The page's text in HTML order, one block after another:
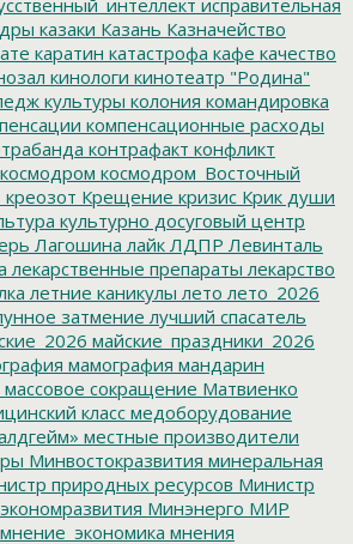
казаки Казань Казначейство
каратин катастрофа кафе качество
кинологи кинотеатр "Родина"
культуры колония командировка
компенсационные расходы
контрафакт конфликт
космодром космодром_Восточный
креозот Крещение кризис Крик души
культурно досуговый центр
Лагошина лайк ЛДПР Левинталь
лекарственные препараты лекарство
летние каникулы лето лето_2026
затмение лучший спасатель
майские_праздники_2026
мамография мандарин
массовое сокращение Матвиенко
классмедоборудование
местные производители
Минвостокразвития минеральная
природных ресурсов Министр
Минэнерго МИР
мнение_экономика мнения